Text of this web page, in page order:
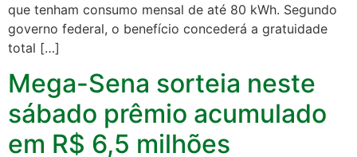
que tenham consumo mensal de até 80 kWh. Segundo
governo federal, o benefício concederá a gratuidade
total […]
Mega-Sena sorteia neste
sábado prêmio acumulado
em R$ 6,5 milhões